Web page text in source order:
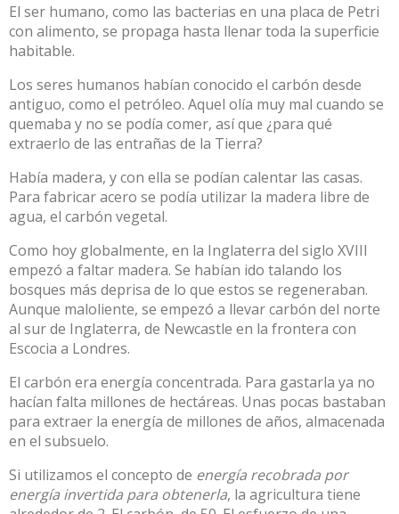
El ser humano, como las bacterias en una placa de Petri
con alimento, se propaga hasta llenar toda la superficie
habitable.
Los seres humanos habían conocido el carbón desde
antiguo, como el petróleo. Aquel olía muy mal cuando se
quemaba y no se podía comer, así que ¿para qué
extraerlo de las entrañas de la Tierra?
Había madera, y con ella se podían calentar las casas.
Para fabricar acero se podía utilizar la madera libre de
agua, el carbón vegetal.
Como hoy globalmente, en la Inglaterra del siglo XVIII
empezó a faltar madera. Se habían ido talando los
bosques más deprisa de lo que estos se regeneraban.
Aunque maloliente, se empezó a llevar carbón del norte
al sur de Inglaterra, de Newcastle en la frontera con
Escocia a Londres.
El carbón era energía concentrada. Para gastarla ya no
hacían falta millones de hectáreas. Unas pocas bastaban
para extraer la energía de millones de años, almacenada
en el subsuelo.
Si utilizamos el concepto de energía recobrada por
energía invertida para obtenerla, la agricultura tiene